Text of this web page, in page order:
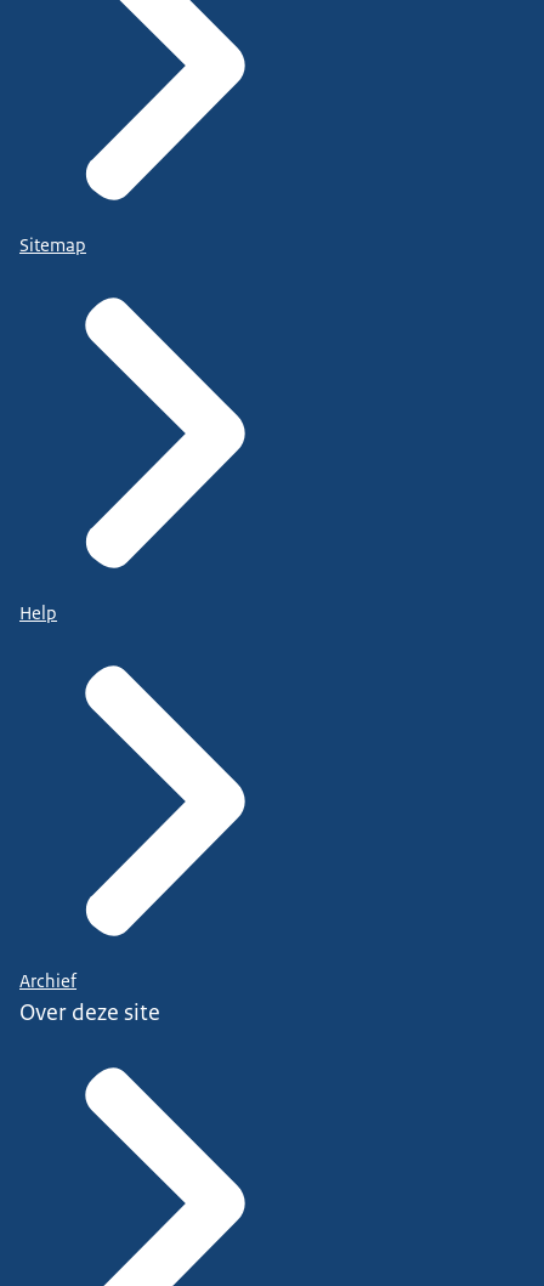
Sitemap
Help
Archief
Over deze site